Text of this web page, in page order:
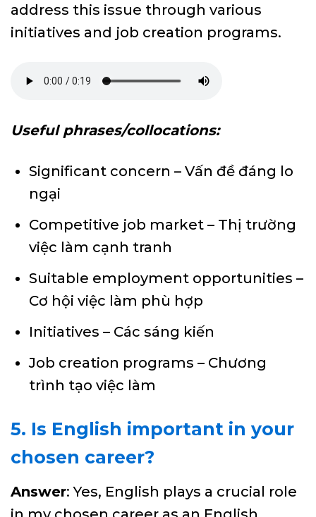
address this issue through various
initiatives and job creation programs.
Useful phrases/collocations:
Significant concern – Vấn đề đáng lo
ngại
Competitive job market – Thị trường
việc làm cạnh tranh
Suitable employment opportunities –
Cơ hội việc làm phù hợp
Initiatives – Các sáng kiến
Job creation programs – Chương
trình tạo việc làm
5. Is English important in your
chosen career?
Answer: Yes, English plays a crucial role